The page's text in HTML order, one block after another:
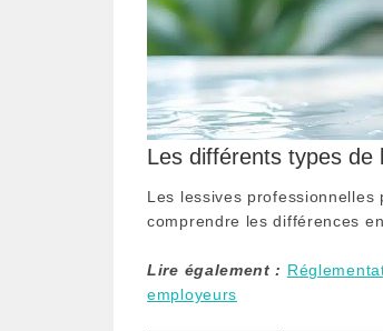
Les différents types de
Les lessives
comprendre les différences
Lire également :
employeurs